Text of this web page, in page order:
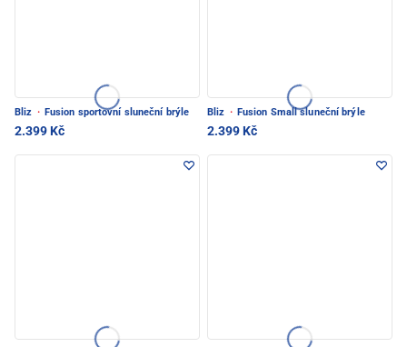
Bliz · Fusion sportovní sluneční brýle
2.399 Kč
Bliz · Fusion Small sluneční brýle
2.399 Kč